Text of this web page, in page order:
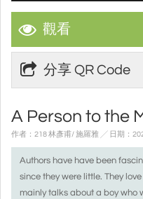
觀看
分享 QR Code
A Person to the
作者：218 林彥甫/ 施羅雅 ╱ 日期：
Authors have have been
since they were little. They
mainly talks about a boy who